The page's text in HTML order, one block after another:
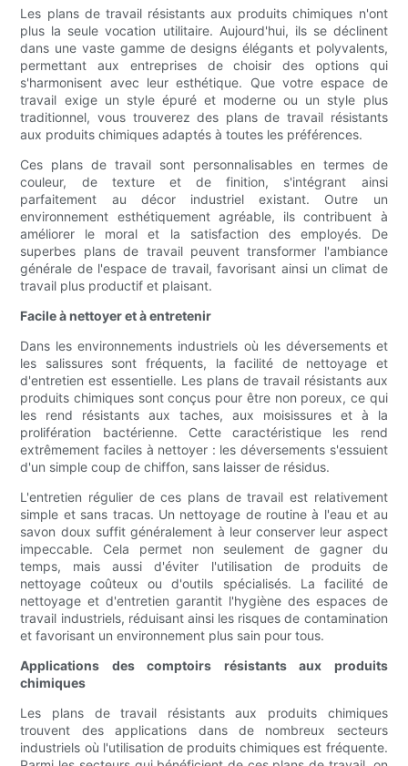
Les plans de travail résistants aux produits chimiques n'ont
plus la seule vocation utilitaire. Aujourd'hui, ils se déclinent
dans une vaste gamme de designs élégants et polyvalents,
permettant aux entreprises de choisir des options qui
s'harmonisent avec leur esthétique. Que votre espace de
travail exige un style épuré et moderne ou un style plus
traditionnel, vous trouverez des plans de travail résistants
aux produits chimiques adaptés à toutes les préférences.
Ces plans de travail sont personnalisables en termes de
couleur, de texture et de finition, s'intégrant ainsi
parfaitement au décor industriel existant. Outre un
environnement esthétiquement agréable, ils contribuent à
améliorer le moral et la satisfaction des employés. De
superbes plans de travail peuvent transformer l'ambiance
générale de l'espace de travail, favorisant ainsi un climat de
travail plus productif et plaisant.
Facile à nettoyer et à entretenir
Dans les environnements industriels où les déversements et
les salissures sont fréquents, la facilité de nettoyage et
d'entretien est essentielle. Les plans de travail résistants aux
produits chimiques sont conçus pour être non poreux, ce qui
les rend résistants aux taches, aux moisissures et à la
prolifération bactérienne. Cette caractéristique les rend
extrêmement faciles à nettoyer : les déversements s'essuient
d'un simple coup de chiffon, sans laisser de résidus.
L'entretien régulier de ces plans de travail est relativement
simple et sans tracas. Un nettoyage de routine à l'eau et au
savon doux suffit généralement à leur conserver leur aspect
impeccable. Cela permet non seulement de gagner du
temps, mais aussi d'éviter l'utilisation de produits de
nettoyage coûteux ou d'outils spécialisés. La facilité de
nettoyage et d'entretien garantit l'hygiène des espaces de
travail industriels, réduisant ainsi les risques de contamination
et favorisant un environnement plus sain pour tous.
Applications des comptoirs résistants aux produits
chimiques
Les plans de travail résistants aux produits chimiques
trouvent des applications dans de nombreux secteurs
industriels où l'utilisation de produits chimiques est fréquente.